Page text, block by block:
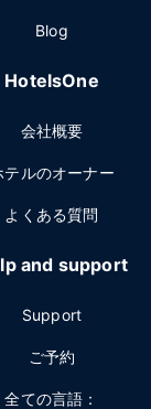
Blog
HotelsOne
会社概要
テルのオーナー
よくある質問
and support
Support
ご予約
全ての言語：